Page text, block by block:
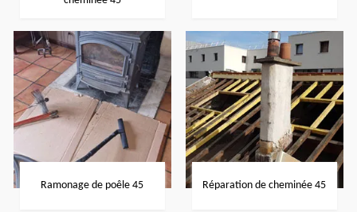
Ramonage de poêle 45 Réparation de cheminée 45